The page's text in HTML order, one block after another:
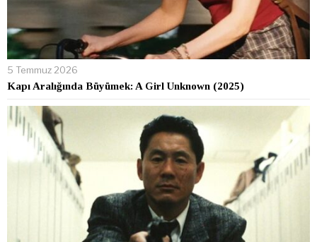
5 Temmuz 2026
Kapı Aralığında Büyümek: A Girl Unknown (2025)